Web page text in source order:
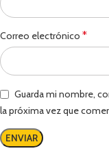
Correo electrónico *
Guarda mi nombre,
la próxima vez que